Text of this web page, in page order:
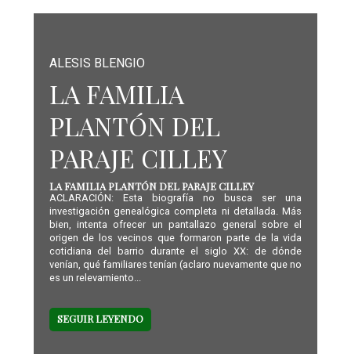
ALESIS BLENGIO
LA FAMILIA
PLANTÓN DEL
PARAJE CILLEY
LA FAMILIA PLANTÓN DEL PARAJE CILLEY
ACLARACIÓN: Esta biografía no busca ser una
investigación genealógica completa ni detallada. Más
bien, intenta ofrecer un pantallazo general sobre el
origen de los vecinos que formaron parte de la vida
cotidiana del barrio durante el siglo XX: de dónde
venían, qué familiares tenían (aclaro nuevamente que no
es un relevamiento...
SEGUIR LEYENDO